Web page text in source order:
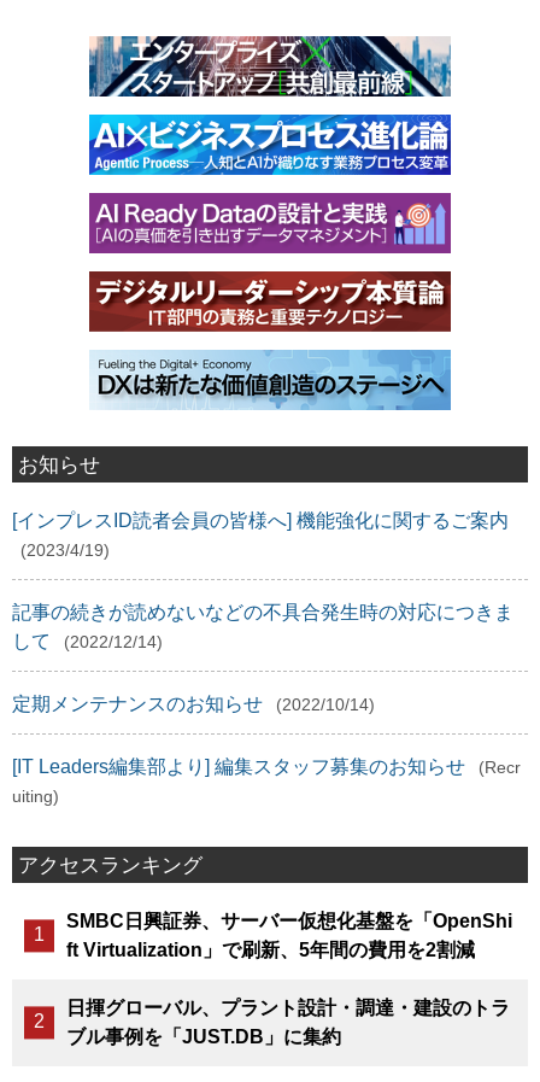
お知らせ
[インプレスID読者会員の皆様へ] 機能強化に関するご案内
(2023/4/19)
記事の続きが読めないなどの不具合発生時の対応につきま
して
(2022/12/14)
定期メンテナンスのお知らせ (2022/10/14)
[IT Leaders編集部より] 編集スタッフ募集のお知らせ
(Recr
uiting)
アクセスランキング
SMBC日興証券、サーバー仮想化基盤を「OpenShi
ft Virtualization」で刷新、5年間の費用を2割減
日揮グローバル、プラント設計・調達・建設のトラ
ブル事例を「JUST.DB」に集約